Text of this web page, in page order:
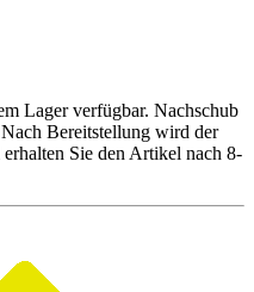
Lager verfügbar. Nachschub
Bereitstellung wird der
Sie den Artikel nach 8-